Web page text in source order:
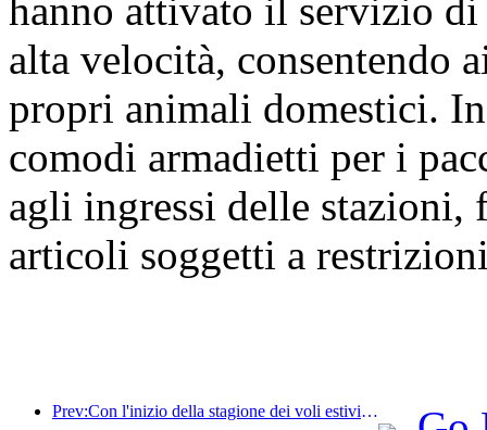
hanno attivato il servizio
alta velocità, consentendo
propri animali domestici.
comodi armadietti per i
agli ingressi delle stazioni,
articoli soggetti a
Prev:Con l'inizio della stagione dei voli estivi e autunnali, 41 nuove destinazioni sono state aggiunte ai tre aeroporti dell'isola di Hainan.